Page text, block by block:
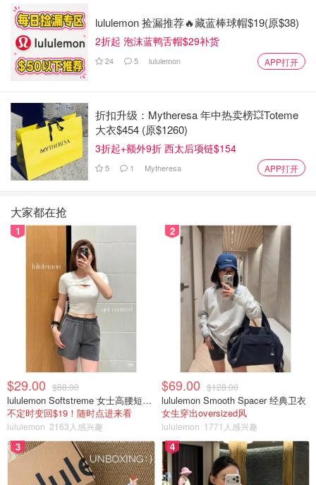
lululemon 捡漏推荐🔥藏蓝棒球帽$19(原$38)
2折起 泡沫蓝鸭舌帽$29补货
24 5 lululemon APP打开
折扣升级：Mytheresa 年中热卖榜💥Toteme
大衣$454 (原$1260)
3折起+额外9折 西太后项链$154
5 1 Mytheresa APP打开
大家都在抢
1
$29.00 $88.00
lululemon Softstreme 女士高腰短裤 10cm
不定时变回$19！随时点进来看
lululemon 2163人感兴趣
2
$69.00 $128.00
lululemon Smooth Spacer 经典卫衣
女生穿出oversized风
lululemon 1771人感兴趣
3 4